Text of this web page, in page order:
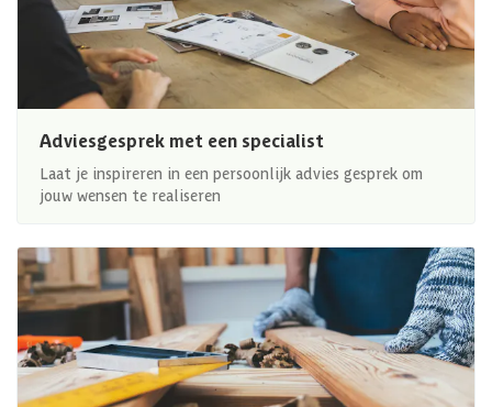
Adviesgesprek met een specialist
Laat je inspireren in een persoonlijk advies gesprek om
jouw wensen te realiseren